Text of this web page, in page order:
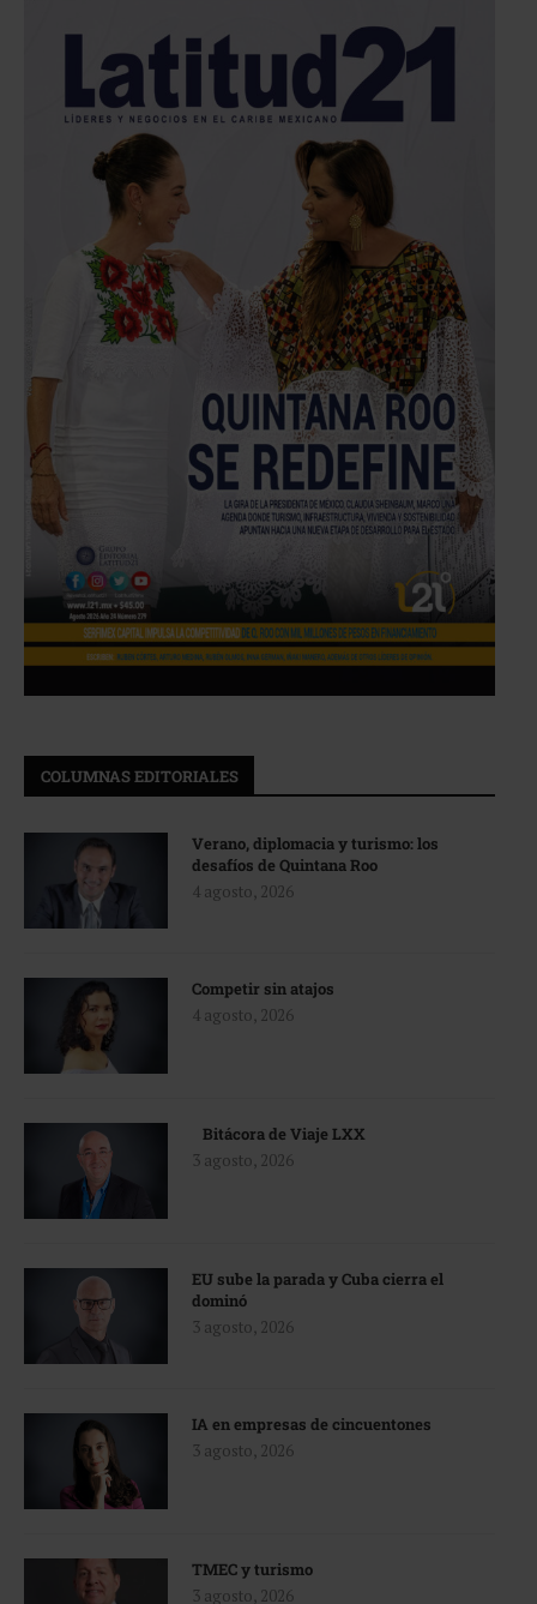
COLUMNAS EDITORIALES
Verano, diplomacia y turismo: los
desafíos de Quintana Roo
4 agosto, 2026
Competir sin atajos
4 agosto, 2026
Bitácora de Viaje LXX
3 agosto, 2026
EU sube la parada y Cuba cierra el
dominó
3 agosto, 2026
IA en empresas de cincuentones
3 agosto, 2026
TMEC y turismo
3 agosto, 2026